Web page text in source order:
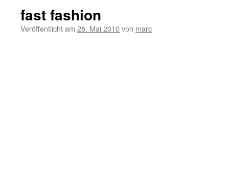
fast fashion
Veröffentlicht am 28. Mai 2010von marc